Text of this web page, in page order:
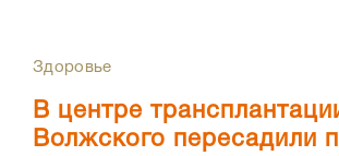
Здоровье
В центре
Волжского пересадили